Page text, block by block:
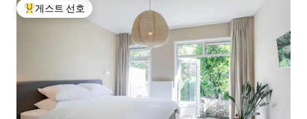
상위 게스트 선호
게스트 선호